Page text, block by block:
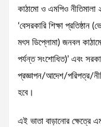
কাঠামো ও এমপিও
‘বেসরকারি শিক্ষা
মৎস ডিপ্লোমা) জনবল
পর্যন্ত সংশোধিত)’ এবং
প্রজ্ঞাপন/আদেশ/পরিপত্র/
হবে।
এই ভাতা বাড়ানোর ক্ষেত্রে